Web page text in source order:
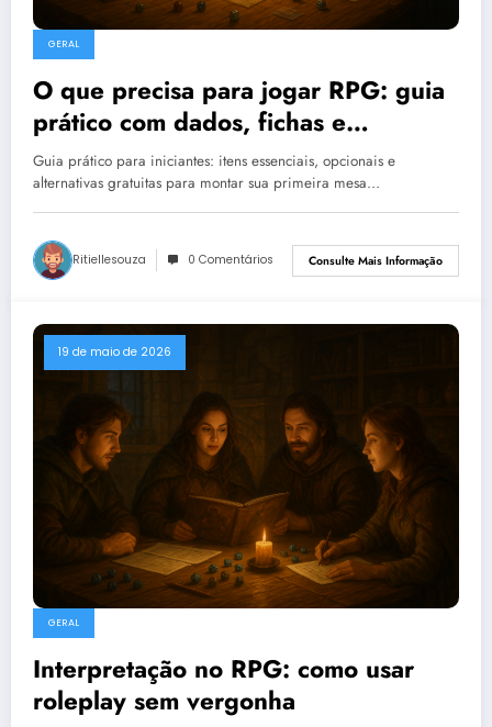
GERAL
O que precisa para jogar RPG: guia
prático com dados, fichas e
miniaturas
Guia prático para iniciantes: itens essenciais, opcionais e
alternativas gratuitas para montar sua primeira mesa…
Ritiellesouza 0 Comentários Consulte Mais Informação
19 de maio de 2026
GERAL
Interpretação no RPG: como usar
roleplay sem vergonha